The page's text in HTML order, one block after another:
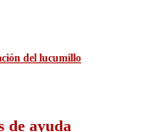
del lucumillo
de ayuda